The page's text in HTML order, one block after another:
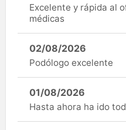
Excelente y rápida al
médicas
02/08/2026
Podólogo excelente
01/08/2026
Hasta ahora ha ido